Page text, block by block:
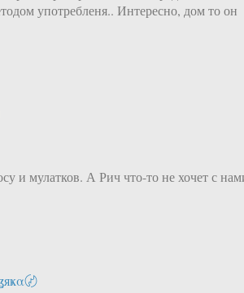
употребленя.. Интересно, дом то он
и мулатков. А Рич что-то не хочет с
〄